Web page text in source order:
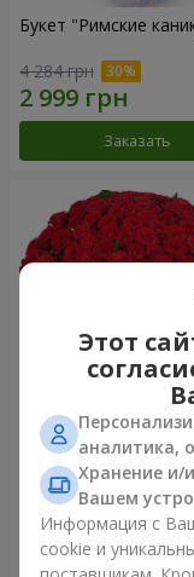
Букет "Римские
4 284 грн
Заказать
101 красная роза
10 725 грн
Заказать
Этот
аналитика,
Хранение и/
Вашем
Информация с
cookie и